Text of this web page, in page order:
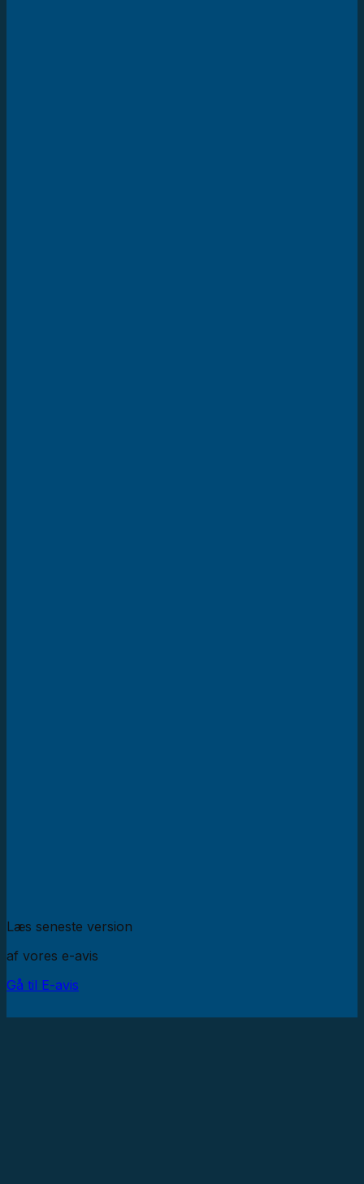
Læs seneste version
af vores e-avis
Gå til E-avis